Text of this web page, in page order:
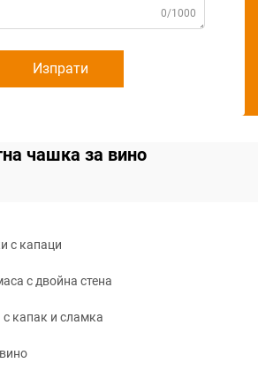
0/1000
Изпрати
чашка за вино
с капаци
с двойна стена
капак и сламка